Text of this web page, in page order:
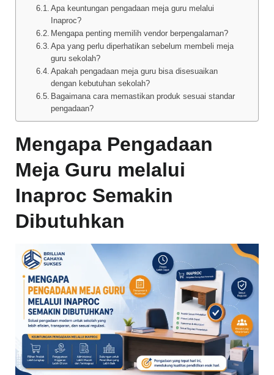
Apa keuntungan pengadaan meja guru melalui
Inaproc?
Mengapa penting memilih vendor berpengalaman?
Apa yang perlu diperhatikan sebelum membeli meja
guru sekolah?
Apakah pengadaan meja guru bisa disesuaikan
dengan kebutuhan sekolah?
Bagaimana cara memastikan produk sesuai standar
pengadaan?
Mengapa Pengadaan
Meja Guru melalui
Inaproc Semakin
Dibutuhkan